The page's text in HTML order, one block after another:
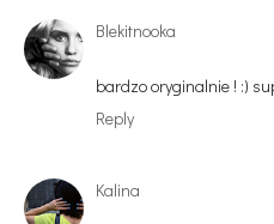
Blekitnooka
bardzo oryginalnie ! :)
Reply
Kalina